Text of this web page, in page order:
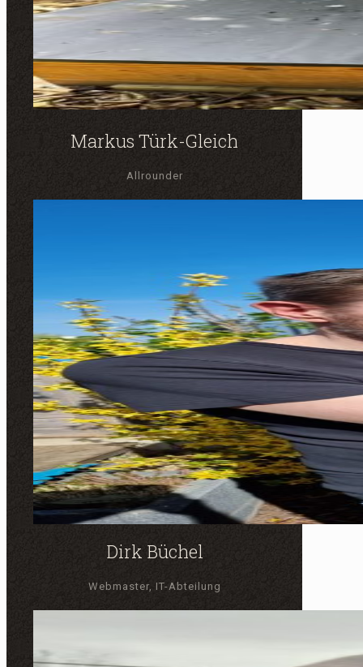
Markus Türk-Gleich
Allrounder
Dirk Büchel
Webmaster, IT-Abteilung